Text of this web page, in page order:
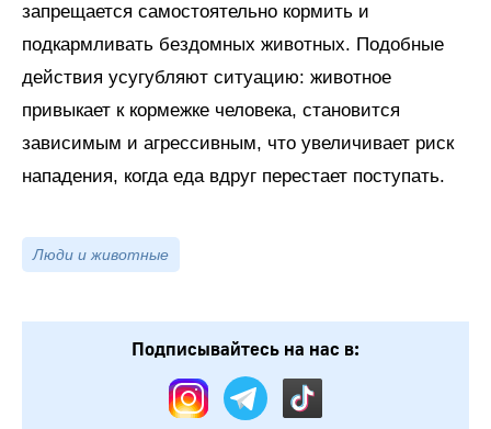
запрещается самостоятельно кормить и
подкармливать бездомных животных. Подобные
действия усугубляют ситуацию: животное
привыкает к кормежке человека, становится
зависимым и агрессивным, что увеличивает риск
нападения, когда еда вдруг перестает поступать.
Люди и животные
Подписывайтесь на нас в: